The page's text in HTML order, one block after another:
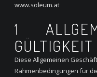
www.soleum.at
1
GÜLTIGKEIT
Diese Allgemeinen
Rahmenbedingungen für